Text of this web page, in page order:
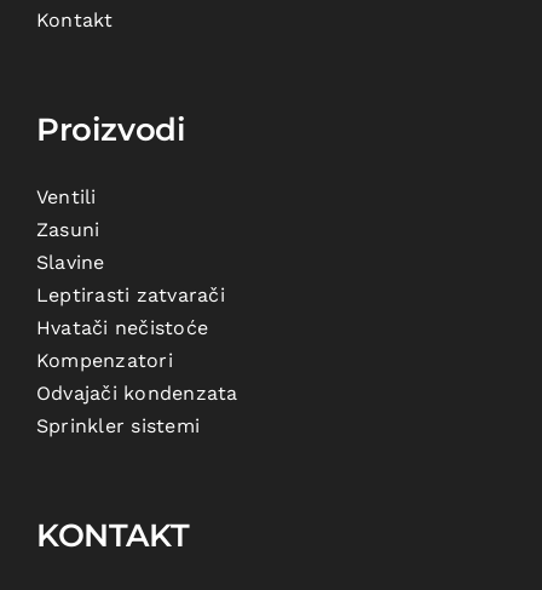
Kontakt
Proizvodi
Ventili
Zasuni
Slavine
Leptirasti zatvarači
Hvatači nečistoće
Kompenzatori
Odvajači kondenzata
Sprinkler sistemi
KONTAKT